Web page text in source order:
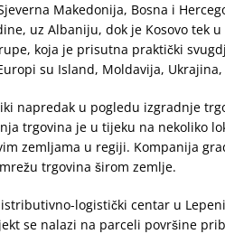
Makedonija, Bosna i
uz Albaniju, dok je Kosovo tek
koja je prisutna praktički
su Island, Moldavija,
napredak u pogledu izgradnje
trgovina je u tijeku na nekoliko
zemljama u regiji. Kompanija
trgovina širom zemlje.
logistički centar u
se nalazi na parceli površine